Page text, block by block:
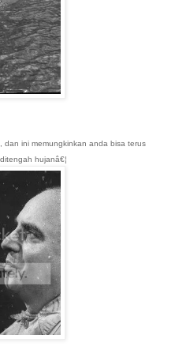
dan ini memungkinkan anda bisa terus
hujanâ€¦